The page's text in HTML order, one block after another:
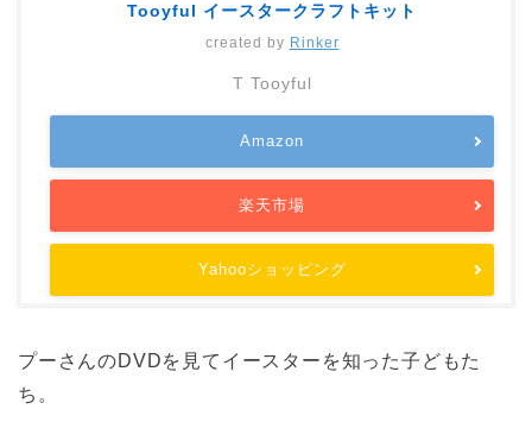
Tooyful イースタークラフトキット
created by Rinker
T Tooyful
Amazon
楽天市場
Yahooショッピング
プーさんのDVDを見てイースターを知った子どもた
ち。